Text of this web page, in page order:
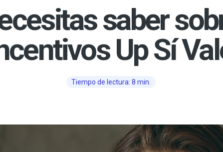
saber
Up Sí
Tiempo de lectura: 8 min.